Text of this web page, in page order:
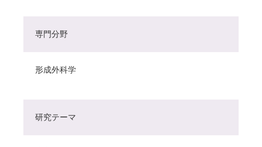
専門分野
形成外科学
研究テーマ